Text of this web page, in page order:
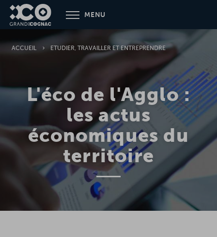
Aller
contenu
MENU
ACCUEIL ETUDIER, TRAVAILLER ET ENTREPRENDRE
L'éco de l'Agglo :
les actus
économiques du
territoire